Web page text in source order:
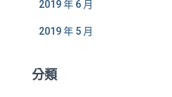
2019 年 6 月
2019 年 5 月
分類